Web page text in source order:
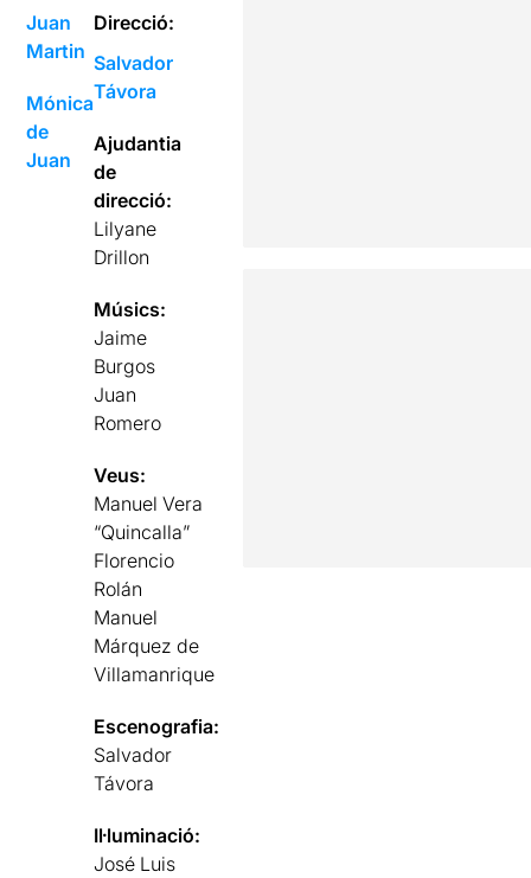
Juan
Martin
Mónica
de
Juan
Direcció:
Salvador
Távora
Ajudantia
de
direcció:
Lilyane
Drillon
Músics:
Jaime
Burgos
Juan
Romero
Veus:
Manuel Vera
“Quincalla”
Florencio
Rolán
Manuel
Márquez de
Villamanrique
Escenografia:
Salvador
Távora
Il·luminació:
José Luis